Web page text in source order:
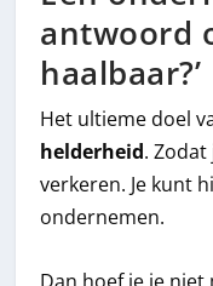
antwoord
haalbaar?’
Het ultieme doel
helderheid.
verkeren. Je kunt
ondernemen.